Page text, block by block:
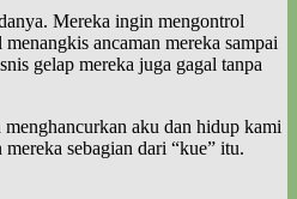
Mereka ingin mengontrol
ancaman mereka sampai
gelap mereka juga gagal tanpa
menghancurkan aku dan hidup kami
sebagian dari “kue” itu.